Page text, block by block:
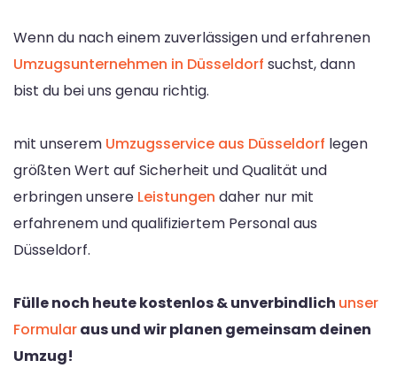
Wenn du nach einem zuverlässigen und erfahrenen
Umzugsunternehmen in Düsseldorf suchst, dann
bist du bei uns genau richtig.
mit unserem Umzugsservice aus Düsseldorf legen
größten Wert auf Sicherheit und Qualität und
erbringen unsere Leistungen daher nur mit
erfahrenem und qualifiziertem Personal aus
Düsseldorf.
Fülle noch heute kostenlos & unverbindlich unser
Formularaus und wir planen gemeinsam deinen
Umzug!